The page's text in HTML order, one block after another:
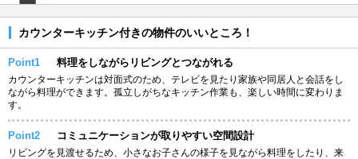
カウンターキッチン付きの物件のいいところ！
Point1 料理をしながらリビングとつながれる
カウンターキッチンは対面式のため、テレビを見たり家族や同居人と会話をし
ながら料理ができます。孤立しがちなキッチン作業も、楽しい時間に変わりま
す。
Point2 コミュニケーションが取りやすい空間設計
リビングを見渡せるため、小さなお子さんの様子を見ながら料理をしたり、来